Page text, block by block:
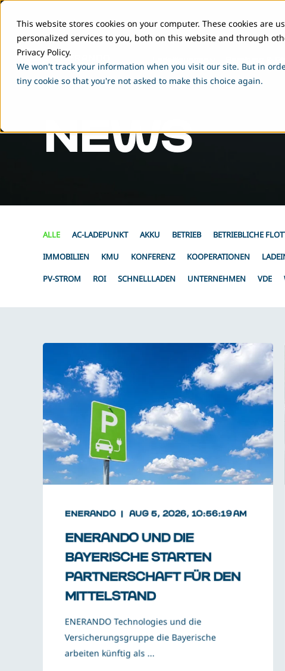
This website stores cookies on your computer. These cookies are
personalized services to you, both on this website and through
Privacy Policy.
We won't track your information when you visit our site. But in
tiny cookie so that you're not asked to make this choice again.
NEWS
ALLE AC-LADEPUNKT AKKU BETRIEB BETRIEBLICHE
IMMOBILIEN KMU KONFERENZ KOOPERATIONEN
PV-STROM ROI SCHNELLLADEN UNTERNEHMEN VDE
ENERANDO AUG 5, 2026, 10:56:19 AM
ENERANDO UND DIE
BAYERISCHE STARTEN
PARTNERSCHAFT FÜR DEN
MITTELSTAND
ENERANDO Technologies und die
Versicherungsgruppe die Bayerische
arbeiten künftig als ...